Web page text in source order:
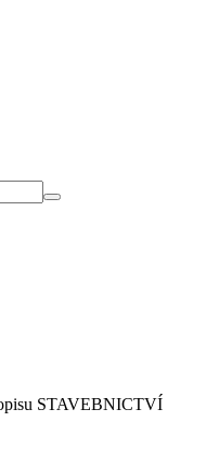
STAVEBNICTVÍ